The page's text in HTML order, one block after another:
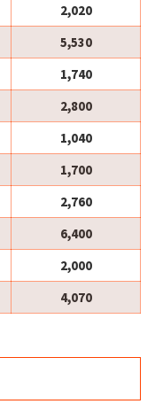
2,020
5,530
1,740
2,800
1,040
1,700
2,760
6,400
2,000
4,070